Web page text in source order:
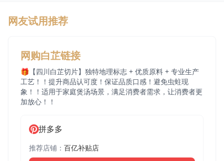
网友试用推荐
网购白芷链接
🎁【四川白芷切片】独特地理标志 + 优质原料 + 专业生产
工艺！！提升商品认可度！保证品质口感！避免虫蛀现
象！！适用于家庭煲汤场景，满足消费者需求，让消费者更
加放心！！
拼多多
推荐店铺： 百亿补贴店